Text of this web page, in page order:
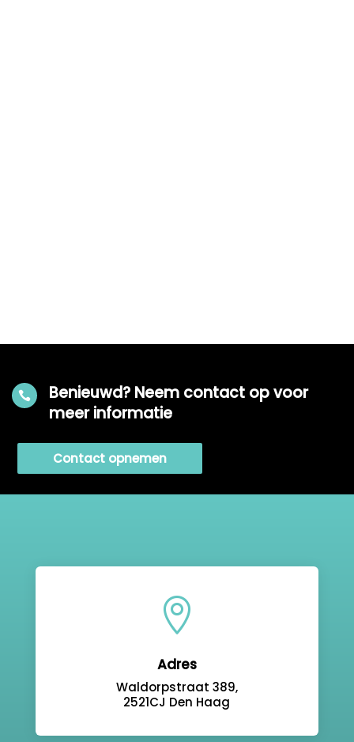

Benieuwd? Neem contact op voor
meer informatie
Contact opnemen

Adres
Waldorpstraat 389,
2521CJ Den Haag